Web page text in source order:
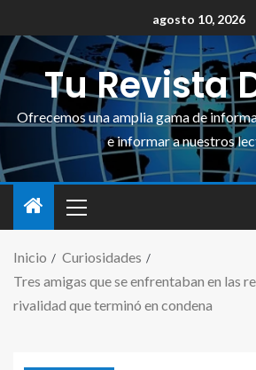
agosto 10, 2026
Tu Revista
Ofrecemos una amplia gama de
e informar a nuestros
Inicio
Curiosidades
Tres amigas que se enfrentaban en las
rivalidad que terminó en condena